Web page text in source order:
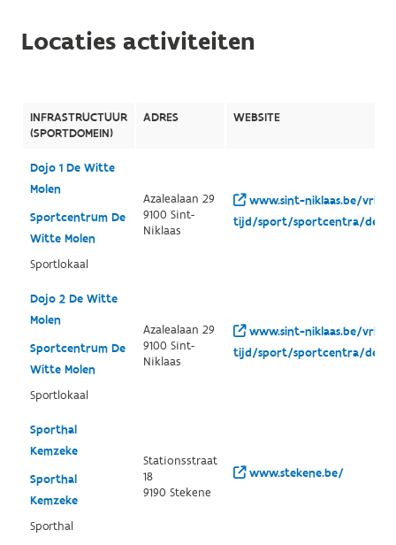
Locaties activiteiten
INFRASTRUCTUUR
(SPORTDOMEIN)
ADRES WEBSITE
Dojo 1 De Witte
Molen
Sportcentrum De
Witte Molen
Sportlokaal
Azalealaan 29
9100 Sint-
Niklaas
www.sint-niklaas.be/vrije-
tijd/sport/sportcentra/de-
Dojo 2 De Witte
Molen
Sportcentrum De
Witte Molen
Sportlokaal
Azalealaan 29
9100 Sint-
Niklaas
www.sint-niklaas.be/vrije-
tijd/sport/sportcentra/de-
Sporthal
Kemzeke
Sporthal
Kemzeke
Sporthal
Stationsstraat
18
9190 Stekene
www.stekene.be/